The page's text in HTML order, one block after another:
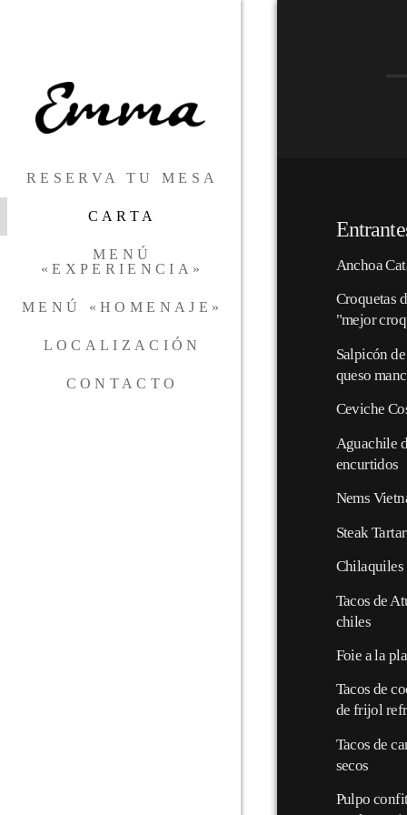
RESERVA TU MESA
CARTA
MENÚ
«EXPERIENCIA»
MENÚ «HOMENAJE»
LOCALIZACIÓN
CONTACTO
Anchoa
Croquetas
"mejor
Salpicón
queso
Ceviche
Aguachile
encurtidos
Nems
Steak
Chilaquiles
Tacos de
chiles
Foie a la
Tacos de
de frijol
Tacos de
secos
Pulpo